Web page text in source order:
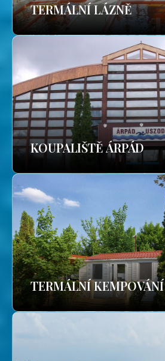
TERMÁLNÍ LÁZNĚ
KOUPALIŠTĚ ÁRPÁD
TERMÁLNÍ KEMPOVÁNÍ